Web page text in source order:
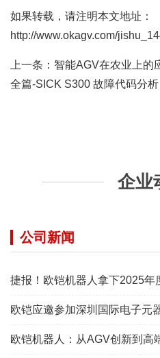
如果转载，请注明本文地址：
http://www.okagv.com/
上一条： 智能AGV在农业上的
全篇-SICK S300 故障代码分析
企业
公司新闻
捷报！欧铠机器人拿下2025年
欧铠应邀参加深圳国际电子元器件展
欧铠机器人：从AGV创新到高